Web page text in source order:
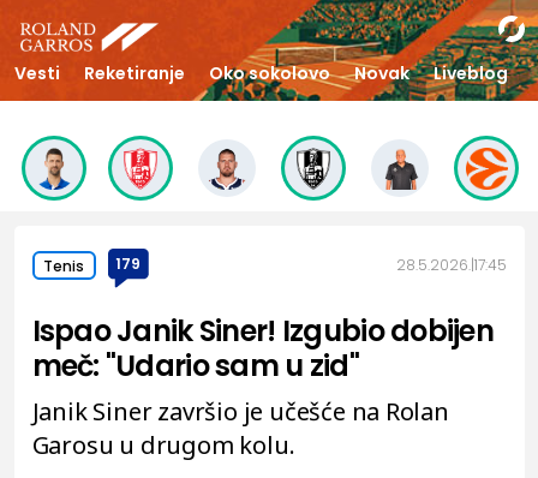
Vesti Reketiranje Oko sokolovo Novak Liveblog
Tenis 179 28.5.2026. 17:45
Ispao Janik Siner! Izgubio dobijen
meč: "Udario sam u zid"
Janik Siner završio je učešće na Rolan
Garosu u drugom kolu.